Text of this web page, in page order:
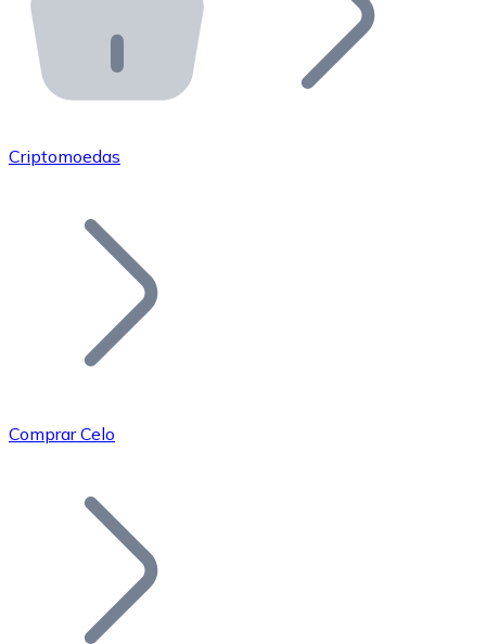
API Bitnovo
Integre nossa API no seu ecossistema.
Junte-se à nossa rede de revendedores e comercialize
Adicione o token do seu projeto ao nosso serviço de
Bitcoin
Criptomoedas
Comprar Celo